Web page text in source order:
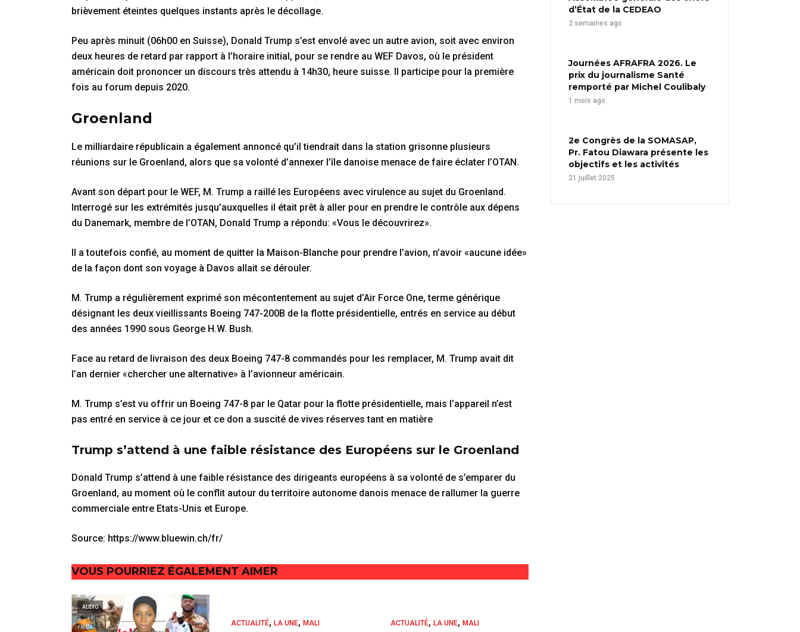
brièvement éteintes quelques instants après le décollage.
Peu après minuit (06h00 en Suisse), Donald Trump s’est envolé avec un autre avion, soit avec environ
deux heures de retard par rapport à l’horaire initial, pour se rendre au WEF Davos, où le président
américain doit prononcer un discours très attendu à 14h30, heure suisse. Il participe pour la première
fois au forum depuis 2020.
Groenland
Le milliardaire républicain a également annoncé qu’il tiendrait dans la station grisonne plusieurs
réunions sur le Groenland, alors que sa volonté d’annexer l’île danoise menace de faire éclater l’OTAN.
Avant son départ pour le WEF, M. Trump a raillé les Européens avec virulence au sujet du Groenland.
Interrogé sur les extrémités jusqu’auxquelles il était prêt à aller pour en prendre le contrôle aux dépens
du Danemark, membre de l’OTAN, Donald Trump a répondu: «Vous le découvrirez».
Il a toutefois confié, au moment de quitter la Maison-Blanche pour prendre l’avion, n’avoir «aucune idée»
de la façon dont son voyage à Davos allait se dérouler.
M. Trump a régulièrement exprimé son mécontentement au sujet d’Air Force One, terme générique
désignant les deux vieillissants Boeing 747-200B de la flotte présidentielle, entrés en service au début
des années 1990 sous George H.W. Bush.
Face au retard de livraison des deux Boeing 747-8 commandés pour les remplacer, M. Trump avait dit
l’an dernier «chercher une alternative» à l’avionneur américain.
M. Trump s’est vu offrir un Boeing 747-8 par le Qatar pour la flotte présidentielle, mais l’appareil n’est
pas entré en service à ce jour et ce don a suscité de vives réserves tant en matière
Trump s’attend à une faible résistance des Européens sur le Groenland
Donald Trump s’attend à une faible résistance des dirigeants européens à sa volonté de s’emparer du
Groenland, au moment où le conflit autour du territoire autonome danois menace de rallumer la guerre
commerciale entre Etats-Unis et Europe.
Source: https://www.bluewin.ch/fr/
VOUS POURRIEZ ÉGALEMENT AIMER
AUDIO
ACTUALITÉ, LA UNE, MALI ACTUALITÉ, LA UNE, MALI
d’État de la CEDEAO
2 semaines ago
Journées AFRAFRA 2026. Le
prix du journalisme Santé
remporté par Michel Coulibaly
1 mois ago
2e Congrès de la SOMASAP,
Pr. Fatou Diawara présente les
objectifs et les activités
21 juillet 2025